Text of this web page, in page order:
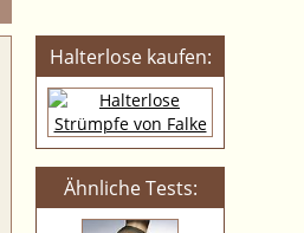
Halterlose kaufen:
Ähnliche Tests: